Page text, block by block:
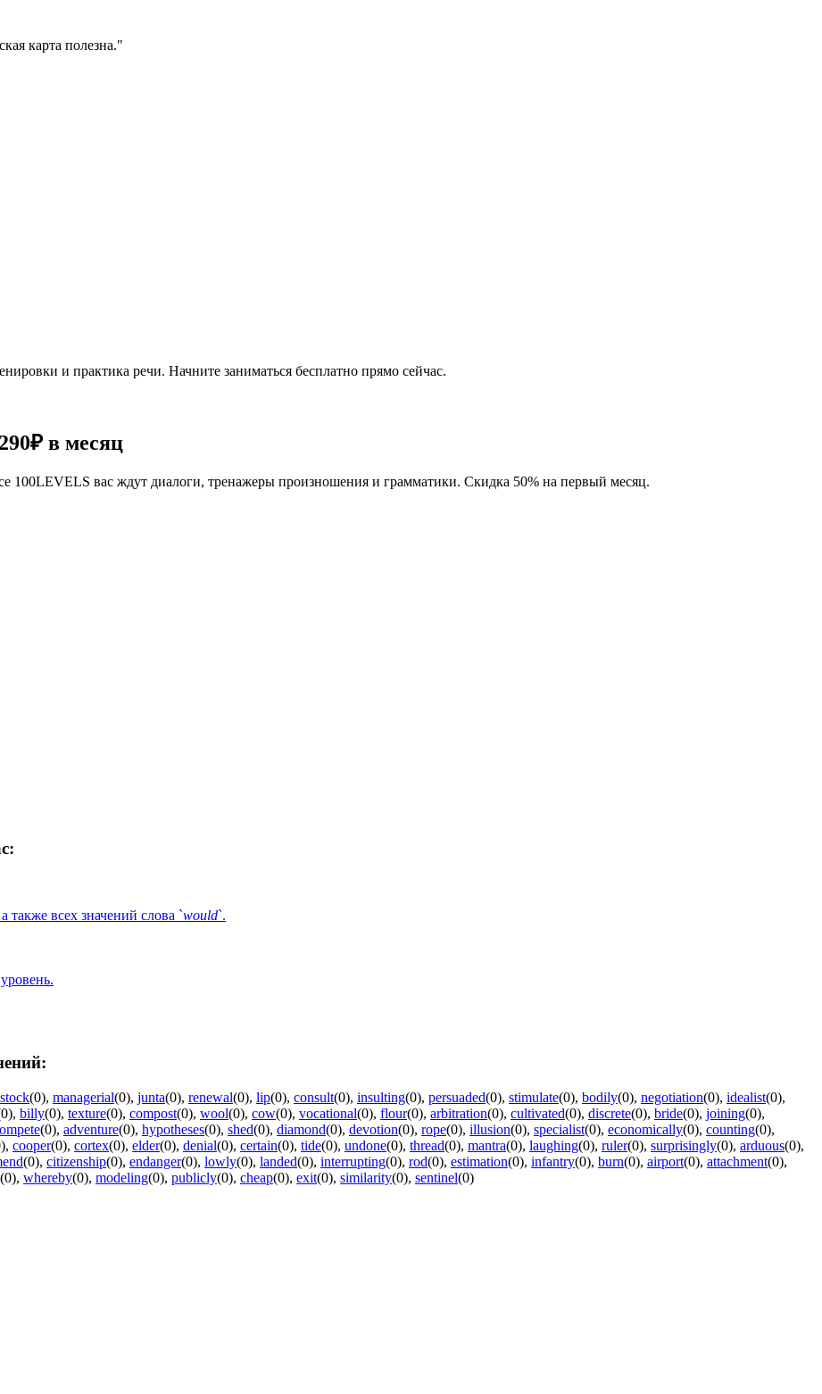
карта полезна."
и практика речи. Начните заниматься бесплатно прямо сейчас.
290₽ в месяц
100LEVELS вас ждут диалоги, тренажеры произношения и грамматики. Скидка 50% на первый месяц.
всех значений слова `would`.
(0), managerial(0), junta(0), renewal(0), lip(0), consult(0), insulting(0), persuaded(0), stimulate(0), bodily(0), negotiation(0), idealist(0),
, billy(0), texture(0), compost(0), wool(0), cow(0), vocational(0), flour(0), arbitration(0), cultivated(0), discrete(0), bride(0), joining(0),
(0), adventure(0), hypotheses(0), shed(0), diamond(0), devotion(0), rope(0), illusion(0), specialist(0), economically(0), counting(0),
, cooper(0), cortex(0), elder(0), denial(0), certain(0), tide(0), undone(0), thread(0), mantra(0), laughing(0), ruler(0), surprisingly(0), arduous(0),
(0), citizenship(0), endanger(0), lowly(0), landed(0), interrupting(0), rod(0), estimation(0), infantry(0), burn(0), airport(0), attachment(0),
(0), whereby(0), modeling(0), publicly(0), cheap(0), exit(0), similarity(0), sentinel(0)